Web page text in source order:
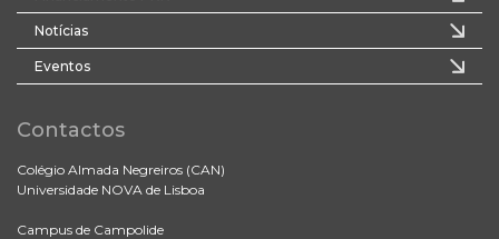
Notícias
Eventos
Contactos
Colégio Almada Negreiros (CAN)
Universidade NOVA de Lisboa
Campus de Campolide